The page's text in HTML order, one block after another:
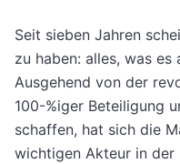
Seit sieben Jahren
zu haben: alles, was
Ausgehend von der
100-%iger Beteiligung
schaffen, hat sich die
wichtigen Akteur in der